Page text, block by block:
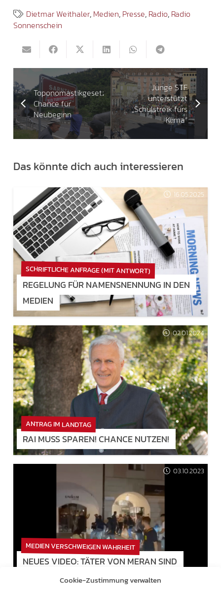
Cookie-Zustimmung verwalten
Dietmar Weithaler, Medien, Presse, Radio, Radio
Sonnenschein
Toponomastikgesetz:
Chance für
Neubeginn
Junge STF
unterstützt
„Schulstreik fürs
Klima“
Das könnte dich auch interessieren
16.05.2025
SCHRIFTLICHE ANFRAGE (MIT ANTWORT)
REGELUNG FÜR NAMENSNENNUNG IN DEN
MEDIEN
02.01.2024
ANTRAG IM LANDTAG
RAI MUSS SPAREN! CHANCE NUTZEN!
03.10.2023
MEDIEN VERSCHWEIGEN WAHRHEIT
NEUES VIDEO: TÄTER VON MERAN SIND
AUSLÄNDER, NICHT „JUGENDLICHE“!